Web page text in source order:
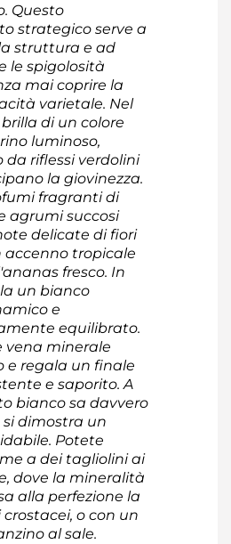
Questo
strategico serve a
struttura e ad
le spigolosità
mai coprire la
varietale. Nel
di un colore
luminoso,
riflessi verdolini
la giovinezza.
fragranti di
agrumi succosi
delicate di fiori
accenno tropicale
fresco. In
un bianco
e
equilibrato.
vena minerale
e regala un finale
e saporito. A
bianco sa davvero
dimostra un
Potete
a dei tagliolini ai
dove la mineralità
alla perfezione la
o con un
al sale.